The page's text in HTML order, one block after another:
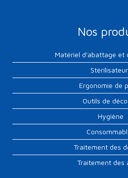
Nos
Matériel d'abattage et
Ergonomie de
Outils de
Hygiène
Traitement des
Traitement des